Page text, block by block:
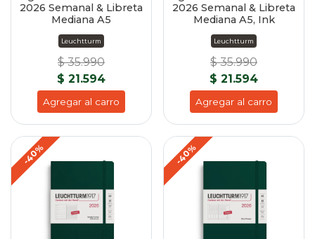
2026 Semanal & Libreta
Mediana A5
Leuchtturm
$ 35.990
$ 21.594
Agregar al carro
2026 Semanal & Libreta
Mediana A5, Ink
Leuchtturm
$ 35.990
$ 21.594
Agregar al carro
-40% -40%